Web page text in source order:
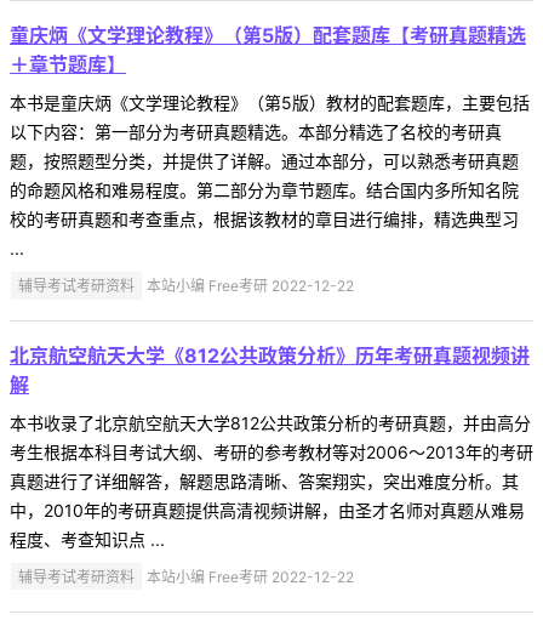
童庆炳《文学理论教程》（第5版）配套题库【考研真题精选
＋章节题库】
本书是童庆炳《文学理论教程》（第5版）教材的配套题库，主要包括
以下内容：第一部分为考研真题精选。本部分精选了名校的考研真
题，按照题型分类，并提供了详解。通过本部分，可以熟悉考研真题
的命题风格和难易程度。第二部分为章节题库。结合国内多所知名院
校的考研真题和考查重点，根据该教材的章目进行编排，精选典型习
...
辅导考试考研资料 本站小编 Free考研 2022-12-22
北京航空航天大学《812公共政策分析》历年考研真题视频讲
解
本书收录了北京航空航天大学812公共政策分析的考研真题，并由高分
考生根据本科目考试大纲、考研的参考教材等对2006～2013年的考研
真题进行了详细解答，解题思路清晰、答案翔实，突出难度分析。其
中，2010年的考研真题提供高清视频讲解，由圣才名师对真题从难易
程度、考查知识点 ...
辅导考试考研资料 本站小编 Free考研 2022-12-22